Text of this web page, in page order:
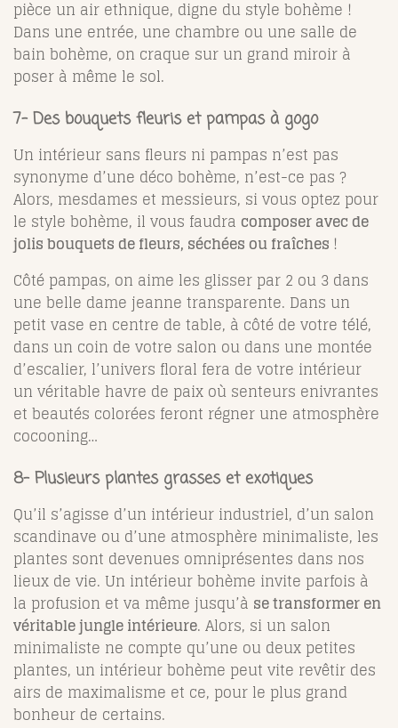
pièce un air ethnique, digne du style bohème !
Dans une entrée, une chambre ou une salle de
bain bohème, on craque sur un grand miroir à
poser à même le sol.
7- Des bouquets fleuris et pampas à gogo
Un intérieur sans fleurs ni pampas n’est pas
synonyme d’une déco bohème, n’est-ce pas ?
Alors, mesdames et messieurs, si vous optez pour
le style bohème, il vous faudra composer avec de
jolis bouquets de fleurs, séchées ou fraîches !
Côté pampas, on aime les glisser par 2 ou 3 dans
une belle dame jeanne transparente. Dans un
petit vase en centre de table, à côté de votre télé,
dans un coin de votre salon ou dans une montée
d’escalier, l’univers floral fera de votre intérieur
un véritable havre de paix où senteurs enivrantes
et beautés colorées feront régner une atmosphère
cocooning…
8- Plusieurs plantes grasses et exotiques
Qu’il s’agisse d’un intérieur industriel, d’un salon
scandinave ou d’une atmosphère minimaliste, les
plantes sont devenues omniprésentes dans nos
lieux de vie. Un intérieur bohème invite parfois à
la profusion et va même jusqu’à se transformer en
véritable jungle intérieure. Alors, si un salon
minimaliste ne compte qu’une ou deux petites
plantes, un intérieur bohème peut vite revêtir des
airs de maximalisme et ce, pour le plus grand
bonheur de certains.